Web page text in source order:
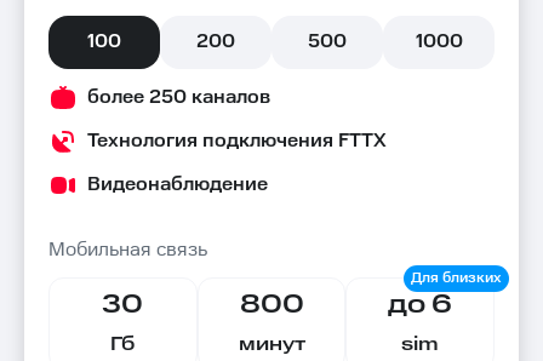
100 200 500 1000
более 250 каналов
Технология подключения FTTX
Видеонаблюдение
Мобильная связь
30
Гб
800
минут
до 6
sim